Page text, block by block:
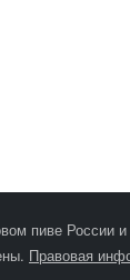
пиве России
Правовая